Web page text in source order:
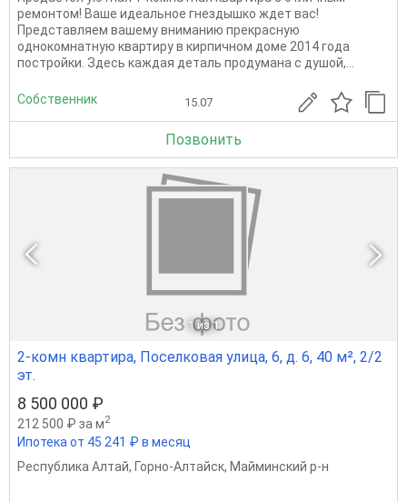
ремонтом! Ваше идеальное гнездышко ждет вас!
Представляем вашему вниманию прекрасную
однокомнатную квартиру в кирпичном доме 2014 года
постройки. Здесь каждая деталь продумана с душой,...
Собственник 15.07
Позвонить
1 из 1
2-комн квартира, Поселковая улица, 6, д. 6, 40 м², 2/2
эт.
8 500 000 ₽
212 500 ₽ за м2
Ипотека от 45 241 ₽ в месяц
Республика Алтай, Горно-Алтайск, Майминский р-н